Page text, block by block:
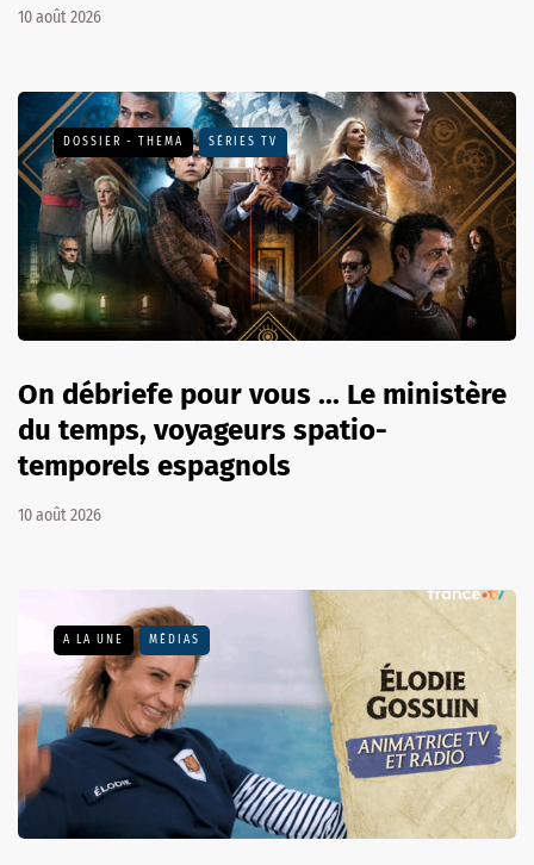
10 août 2026
DOSSIER - THEMA SÉRIES TV
On débriefe pour vous ... Le ministère
du temps, voyageurs spatio-
temporels espagnols
10 août 2026
A LA UNE MÉDIAS